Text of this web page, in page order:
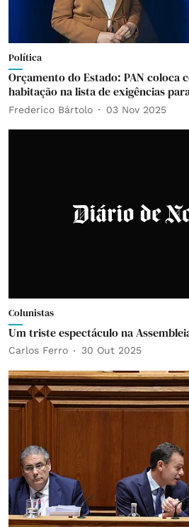
Política
Orçamento do Estado: PAN coloca
habitação na lista de exigências
Frederico Bártolo 03 Nov 2025
Colunistas
Um triste espectáculo na
Carlos Ferro 30 Out 2025